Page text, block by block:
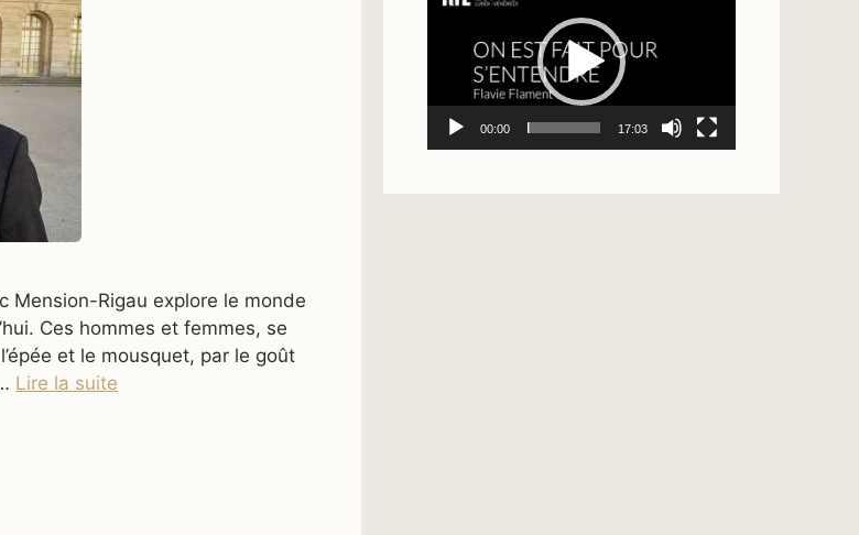
Rigau explore le monde
Ces hommes et femmes, se
et le mousquet, par le goût
Lire la suite
vidéo
00:00 17:03